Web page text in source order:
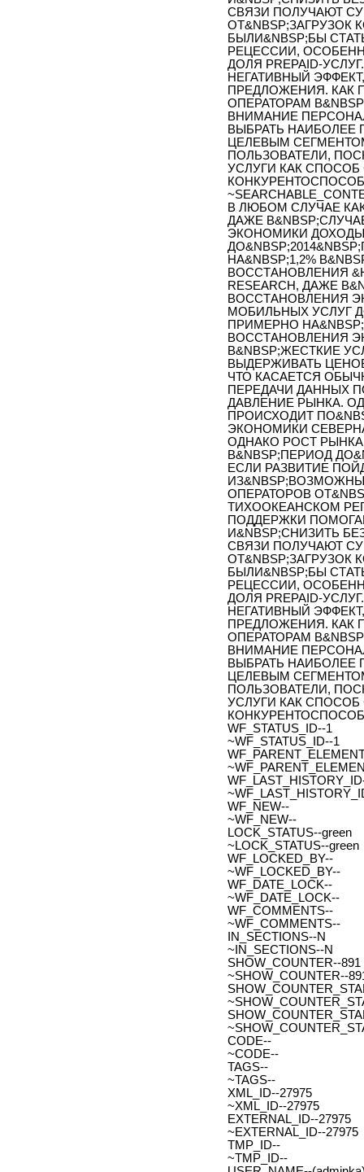
СВЯЗИ ПОЛУЧАЮТ
БЫЛИ&NBSP;БЫ
РЕЦЕССИИ,
ДОЛЯ PREPAID-
НЕГАТИВНЫЙ
ПРЕДЛОЖЕНИЯ. КАК
ОПЕРАТОРАМ
ВНИМАНИЕ
ВЫБРАТЬ
ЦЕЛЕВЫМ
ПОЛЬЗОВАТЕЛИ,
УСЛУГИ КАК СПОСОБ
В ЛЮБОМ СЛУЧАЕ
ДАЖЕ
ЭКОНОМИКИ ДОХОДЫ
НА&NBSP;1,2%
ВОССТАНОВЛЕНИЯ
RESEARCH, ДАЖЕ
ВОССТАНОВЛЕНИЯ
МОБИЛЬНЫХ УСЛУГ
ПРИМЕРНО
ВОССТАНОВЛЕНИЯ
В&NBSP;ЖЕСТКИЕ
ВЫДЕРЖИВАТЬ
ЧТО КАСАЕТСЯ
ПЕРЕДАЧИ ДАННЫХ
ДАВЛЕНИЕ РЫНКА.
ПРОИСХОДИТ
ЭКОНОМИКИ
ОДНАКО РОСТ
В&NBSP;ПЕРИОД
ЕСЛИ РАЗВИТИЕ
ОПЕРАТОРОВ
ТИХООКЕАНСКОМ
ПОДДЕРЖКИ
И&NBSP;СНИЗИТЬ
СВЯЗИ ПОЛУЧАЮТ
БЫЛИ&NBSP;БЫ
РЕЦЕССИИ,
ДОЛЯ PREPAID-
НЕГАТИВНЫЙ
ПРЕДЛОЖЕНИЯ. КАК
ОПЕРАТОРАМ
ВНИМАНИЕ
ВЫБРАТЬ
ЦЕЛЕВЫМ
ПОЛЬЗОВАТЕЛИ,
УСЛУГИ КАК СПОСОБ
WF_STATUS_ID--1
~WF_STATUS_ID--1
WF_NEW--
~WF_NEW--
LOCK_STATUS--green
~LOCK_STATUS--green
WF_LOCKED_BY--
~WF_LOCKED_BY--
WF_DATE_LOCK--
~WF_DATE_LOCK--
WF_COMMENTS--
~WF_COMMENTS--
IN_SECTIONS--N
~IN_SECTIONS--N
SHOW_COUNTER--891
~SHOW_COUNTER--
CODE--
~CODE--
TAGS--
~TAGS--
XML_ID--27975
~XML_ID--27975
EXTERNAL_ID--27975
~EXTERNAL_ID--27975
TMP_ID--
~TMP_ID--